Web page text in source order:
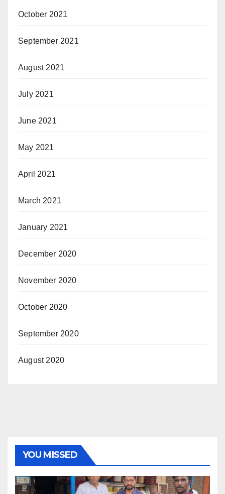
October 2021
September 2021
August 2021
July 2021
June 2021
May 2021
April 2021
March 2021
January 2021
December 2020
November 2020
October 2020
September 2020
August 2020
YOU MISSED